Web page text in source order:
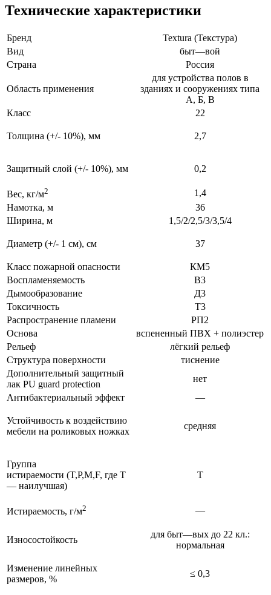
Технические характеристики
Бренд
Textura (Текстура)
Вид
быт—вой
Страна
Россия
Область применения
для устройства полов в
зданиях и сооружениях типа
А, Б, В
Класс
22
Толщина (+/- 10%), мм 2,7
Защитный слой (+/- 10%), мм 0,2
Вес, кг/м2
1,4
Намотка, м
36
Ширина, м
1,5/2/2,5/3/3,5/4
Диаметр (+/- 1 см), см 37
Класс пожарной опасности
КМ5
Воспламеняемость
В3
Дымообразование
Д3
Токсичность
Т3
Распространение пламени
РП2
Основа
вспененный ПВХ + полиэстер
Рельеф
лёгкий рельеф
Структура поверхности
тиснение
Дополнительный защитный
лак PU guard protection
нет
Антибактериальный эффект
—
Устойчивость к воздействию
мебели на роликовых ножках
средняя
Группа
истираемости (T,P,M,F, где T
— наилучшая)
T
Истираемость, г/м2 —
Износостойкость
для быт—вых до 22 кл.:
нормальная
Изменение линейных
размеров, %
≤ 0,3